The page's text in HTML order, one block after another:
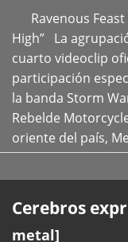
Ravenous Feast
High” La
cuarto videoclip
participación
la banda Storm
Rebelde
oriente del país,
Cerebros
metal]